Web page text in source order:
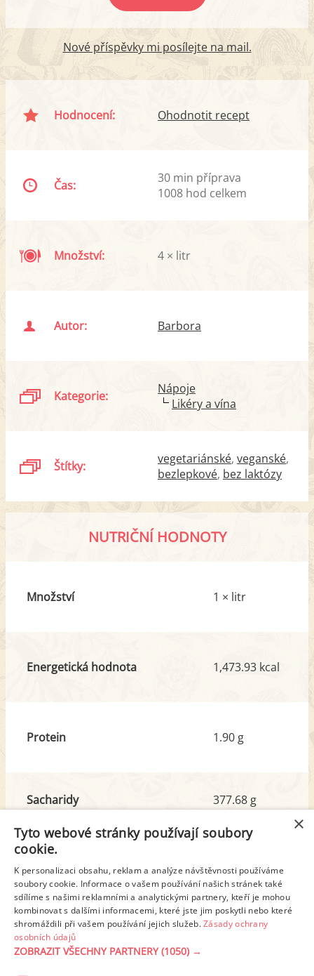
Nové příspěvky mi posílejte na mail.
Hodnocení: Ohodnotit recept
Čas:
30 min příprava
1008 hod celkem
Množství: 4 × litr
Autor: Barbora
Kategorie:
Nápoje
Likéry a vína
Štítky: vegetariánské veganské
bezlepkové bez laktózy
NUTRIČNÍ HODNOTY
Množství 1 × litr
Energetická hodnota 1,473.93 kcal
Protein 1.90 g
Sacharidy
z toho cukr
377.68 g
375.31 g
Tuk
z toho nas. mastné kyseliny
0.40 g
0.06 g
Detailní rozpis
×
Tyto webové stránky používají soubory
cookie.
K personalizaci obsahu, reklam a analýze návštěvnosti používáme
soubory cookie. Informace o vašem používání našich stránek také
sdílíme s našimi reklamními a analytickými partnery, kteří je mohou
kombinovat s dalšími informacemi, které jste jim poskytli nebo které
shromáždili při vašem používání jejich služeb.Zásady ochrany
osobních údajů
ZOBRAZIT VŠECHNY PARTNERY(1050) →